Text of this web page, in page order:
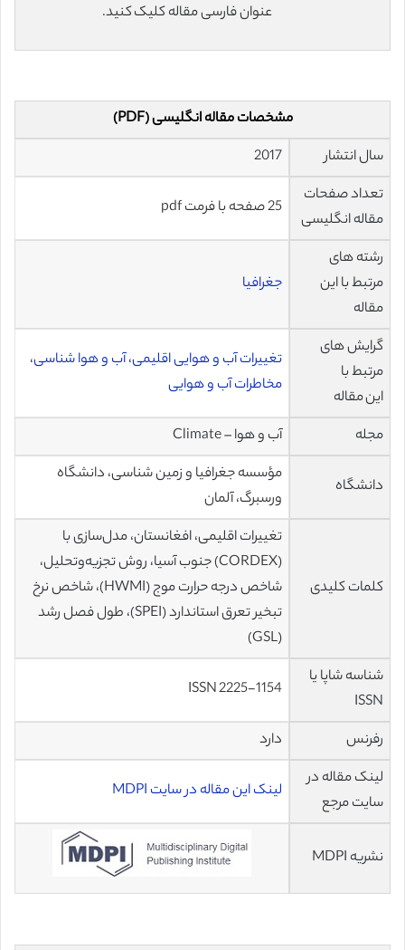
عنوان فارسی مقاله کلیک کنید.
مشخصات مقاله انگلیسی (PDF)
سال انتشار
2017
تعداد صفحات
مقاله انگلیسی
25 صفحه با فرمت pdf
رشته های
مرتبط با این
مقاله
جغرافیا
گرایش های
مرتبط با
این مقاله
تغییرات آب و هوایی اقلیمی،آب و هوا شناسی،
مخاطرات آب و هوایی
مجله آب و هوا – Climate
دانشگاه
مؤسسه جغرافیا و زمین شناسی، دانشگاه
ورسبرگ، آلمان
کلمات کلیدی
تغییرات اقلیمی، افغانستان، مدل‌سازی با
(CORDEX) جنوب آسیا، روش تجزیه‌وتحلیل،
شاخص درجه حرارت موج (HWMI)، شاخص نرخ
تبخیر تعرق استاندارد (SPEI)، طول فصل رشد
(GSL)
شناسه شاپا یا
ISSN
ISSN 2225-1154
رفرنس
دارد
لینک مقاله در
سایت مرجع
لینک این مقاله در سایت MDPI
نشریه MDPI